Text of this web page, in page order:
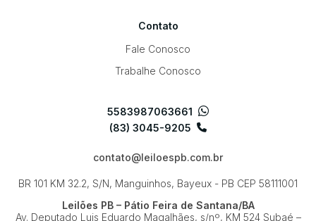
Contato
Fale Conosco
Trabalhe Conosco
5583987063661
(83) 3045-9205
contato@leiloespb.com.br
BR 101 KM 32.2, S/N, Manguinhos, Bayeux - PB CEP 58111001
Leilões PB – Pátio Feira de Santana/BA
Av. Deputado Luis Eduardo Magalhães, s/nº, KM 524Subaé –